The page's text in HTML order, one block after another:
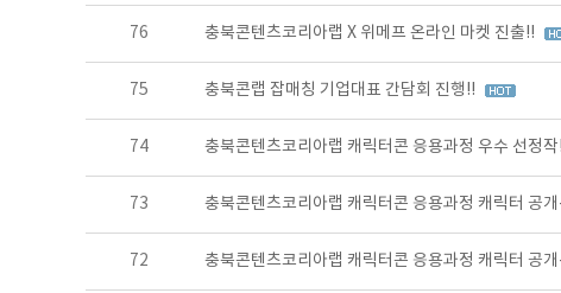
76 충북콘텐츠코리아랩 X 위메프 온라인 마켓 진출!!
75 충북콘랩 잡매칭 기업대표 간담회 진행!!
74 충북콘텐츠코리아랩 캐릭터콘 응용과정 우수 선정
73 충북콘텐츠코리아랩 캐릭터콘 응용과정 캐릭터 공
72 충북콘텐츠코리아랩 캐릭터콘 응용과정 캐릭터 공